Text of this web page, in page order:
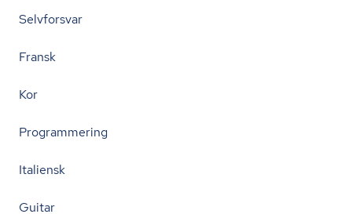
Selvforsvar
Fransk
Kor
Programmering
Italiensk
Guitar